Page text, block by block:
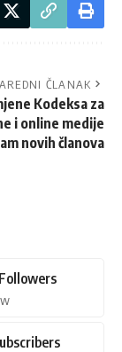
ČLANAK
Kodeksa za
i online medije
novih članova
Followers